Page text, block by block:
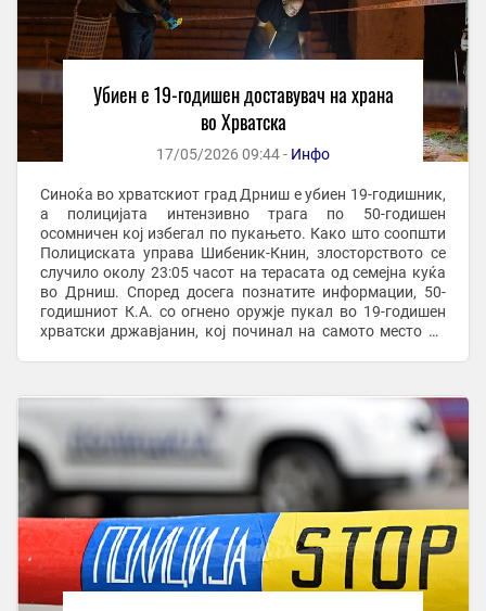
Убиен е 19-годишен доставувач на храна
во Хрватска
17/05/2026 09:44 - Инфо
Синоќа во хрватскиот град Дрниш е убиен 19-годишник,
а полицијата интензивно трага по 50-годишен
осомничен кој избегал по пукањето. Како што соопшти
Полициската управа Шибеник-Книн, злосторството се
случило околу 23:05 часот на терасата од семејна куќа
во Дрниш. Според досега познатите информации, 50-
годишниот К.А. со огнено оружје пукал во 19-годишен
хрватски државјанин, кој починал на самото место од